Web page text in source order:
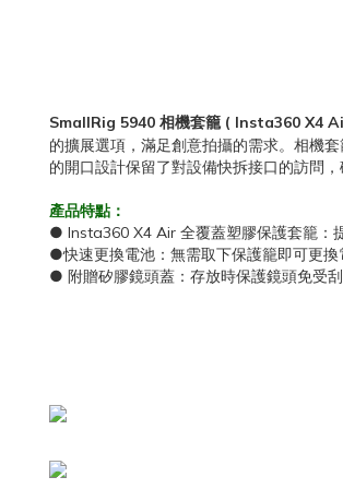
SmallRig 5940 相機套籠 ( Insta360 X4
的擴展選項，滿足創意拍攝的需求。相機
的開口設計保留了對設備快拆接口的訪問
產品特點：
● Insta360 X4 Air 全覆蓋塑膠保護套籠：
●快速更換電池：無需取下保護籠即可更
● 附贈矽膠鏡頭蓋：存放時保護鏡頭免受